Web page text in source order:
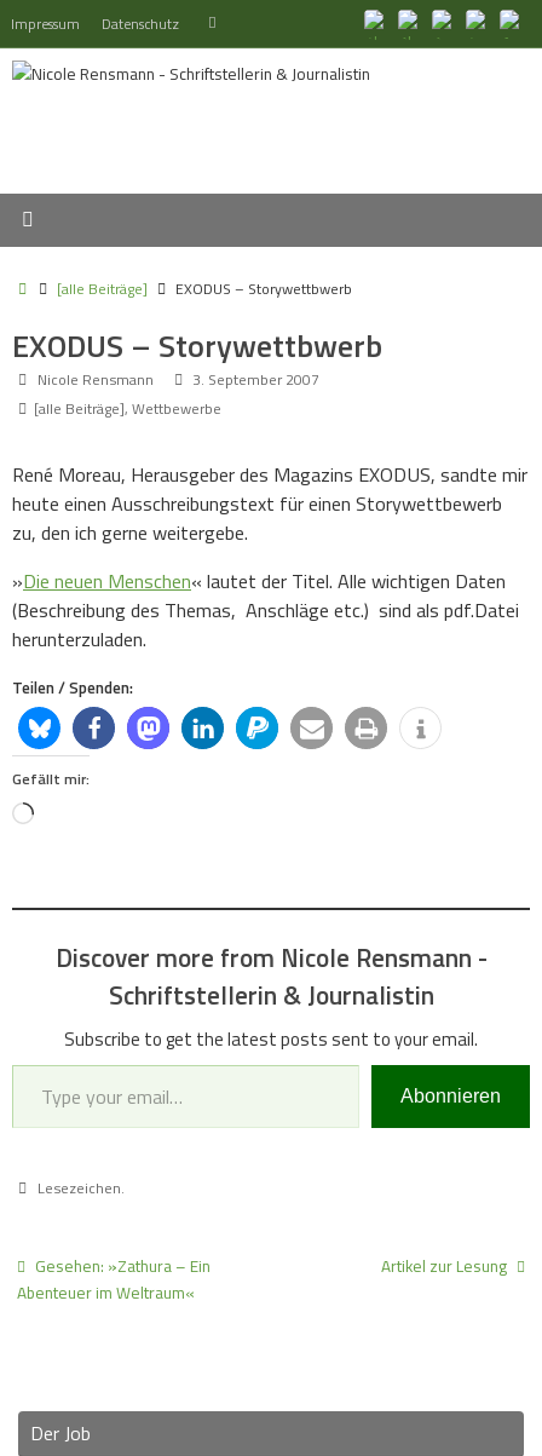
Inhalt
springen
Impressum Datenschutz Suchen
Start[alle Beiträge] EXODUS – Storywettbwerb
EXODUS – Storywettbwerb
Nicole Rensmann
3. September 2007
[alle Beiträge], Wettbewerbe
René Moreau, Herausgeber des Magazins EXODUS, sandte mir
heute einen Ausschreibungstext für einen Storywettbewerb
zu, den ich gerne weitergebe.
»Die neuen Menschen« lautet der Titel. Alle wichtigen Daten
(Beschreibung des Themas, Anschläge etc.) sind als pdf.Datei
herunterzuladen.
Teilen / Spenden:
Gefällt mir:
Loading…
Discover more from Nicole Rensmann -
Schriftstellerin & Journalistin
Subscribe to get the latest posts sent to your email.
Type your email…
Abonnieren
Lesezeichen.
Gesehen: »Zathura – Ein
Abenteuer im Weltraum«
Artikel zur Lesung
Der Job